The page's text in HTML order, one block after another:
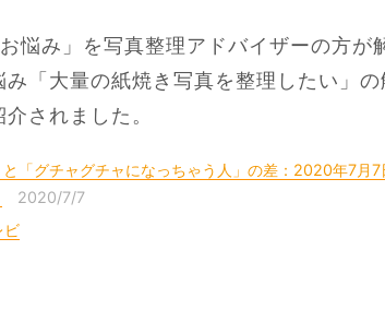
悩み」を写真整理アドバイザーの方が
「大量の紙焼き写真を整理したい」の
されました。
「グチャグチャになっちゃう人」の差：2020年7月7
2020/7/7
ビ